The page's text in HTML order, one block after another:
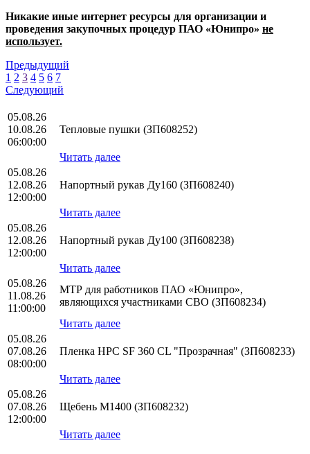
Никакие иные интернет ресурсы для организации и
проведения закупочных процедур ПАО «Юнипро» не
использует.
Предыдущий
1 2 3 4 5 6 7
Следующий
05.08.26
10.08.26
06:00:00
Тепловые пушки (ЗП608252)
Читать далее
05.08.26
12.08.26
12:00:00
Напортный рукав Ду160 (ЗП608240)
Читать далее
05.08.26
12.08.26
12:00:00
Напортный рукав Ду100 (ЗП608238)
Читать далее
05.08.26
11.08.26
11:00:00
МТР для работников ПАО «Юнипро»,
являющихся участниками СВО (ЗП608234)
Читать далее
05.08.26
07.08.26
08:00:00
Пленка HPС SF 360 CL "Прозрачная" (ЗП608233)
Читать далее
05.08.26
07.08.26
12:00:00
Щебень М1400 (ЗП608232)
Читать далее